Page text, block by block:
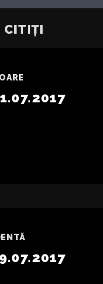
CITIȚI